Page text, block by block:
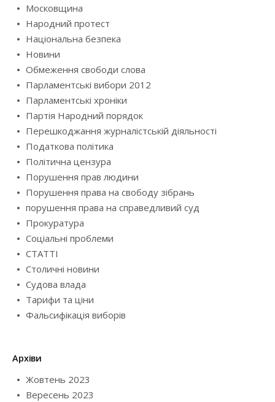
Московщина
Народний протест
Національна безпека
Новини
Обмеження свободи слова
Парламентські вибори 2012
Парламентські хроніки
Партія Народний порядок
Перешкоджання журналістській діяльності
Податкова політика
Політична цензура
Порушення прав людини
Порушення права на свободу зібрань
порушення права на справедливий суд
Прокуратура
Соціальні проблеми
СТАТТІ
Столичні новини
Судова влада
Тарифи та ціни
Фальсифікація виборів
Архіви
Жовтень 2023
Вересень 2023